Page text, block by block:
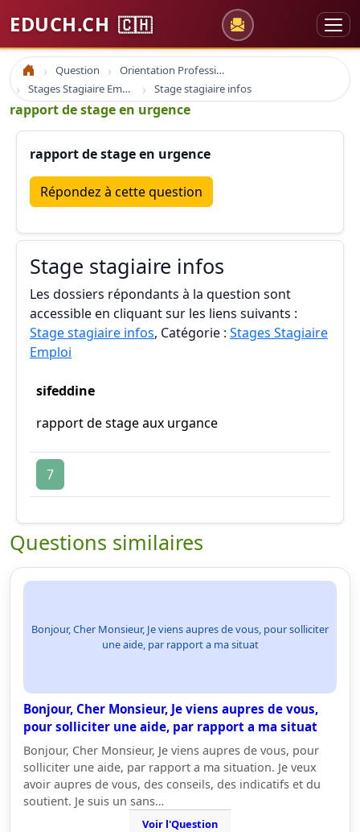
EDUCH.CH 🇨🇭
Accueil Question
Orientation Professionnelle
Stages Stagiaire Emploi
Stage stagiaire infos
rapport de stage en urgence
rapport de stage en urgence
Répondez à cette question
Stage stagiaire infos
Les dossiers répondants à la question sont
accessible en cliquant sur les liens suivants :
Stage stagiaire infos, Catégorie : Stages Stagiaire
Emploi
sifeddine
rapport de stage aux urgance
7
Questions similaires
Bonjour, Cher Monsieur, Je viens aupres de vous, pour solliciter
une aide, par rapport a ma situat
Bonjour, Cher Monsieur, Je viens aupres de vous,
pour solliciter une aide, par rapport a ma situat
Bonjour, Cher Monsieur, Je viens aupres de vous, pour
solliciter une aide, par rapport a ma situation. Je veux
avoir aupres de vous, des conseils, des indicatifs et du
soutient. Je suis un sans…
Voir l'Question